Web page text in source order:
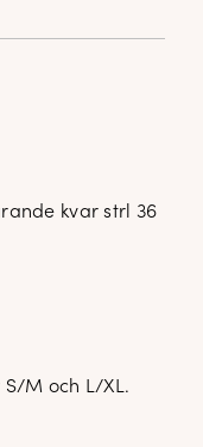
kvar strl 36
M och L/XL.